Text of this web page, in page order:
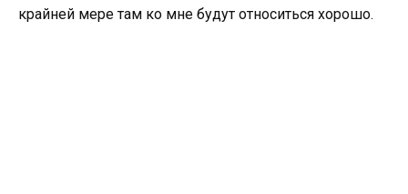
крайней мере там ко мне будут относиться хорошо.